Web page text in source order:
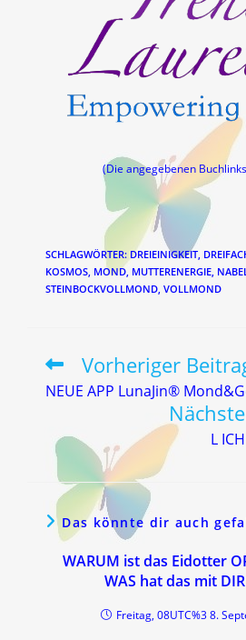
(Die angegebenen
SCHLAGWÖRTER: DREIEINIGKEIT,
KOSMOS, MOND, MUTTERENERGIE,
STEINBOCKVOLLMOND, VOLLMOND
Weitere
ansehen
Vorheriger
NEUE APP LunaJin®
L
Das könnte dir auch
WARUM ist das Eidotter
WAS hat das mit
Freitag, 08UTC%3 8.